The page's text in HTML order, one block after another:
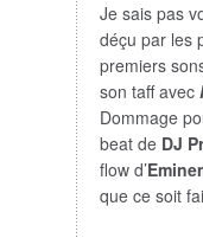
Je sais pas
déçu par les
premiers
son taff avec
Dommage
beat de DJ
flow d’
que ce soit